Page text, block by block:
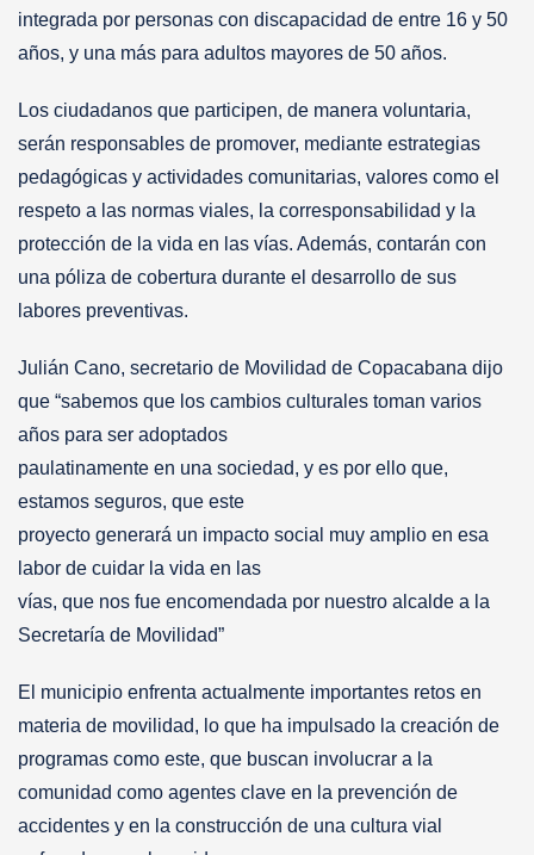
integrada por personas con discapacidad de entre 16 y 50
años, y una más para adultos mayores de 50 años.
Los ciudadanos que participen, de manera voluntaria,
serán responsables de promover, mediante estrategias
pedagógicas y actividades comunitarias, valores como el
respeto a las normas viales, la corresponsabilidad y la
protección de la vida en las vías. Además, contarán con
una póliza de cobertura durante el desarrollo de sus
labores preventivas.
Julián Cano, secretario de Movilidad de Copacabana dijo
que “sabemos que los cambios culturales toman varios
años para ser adoptados
paulatinamente en una sociedad, y es por ello que,
estamos seguros, que este
proyecto generará un impacto social muy amplio en esa
labor de cuidar la vida en las
vías, que nos fue encomendada por nuestro alcalde a la
Secretaría de Movilidad”
El municipio enfrenta actualmente importantes retos en
materia de movilidad, lo que ha impulsado la creación de
programas como este, que buscan involucrar a la
comunidad como agentes clave en la prevención de
accidentes y en la construcción de una cultura vial